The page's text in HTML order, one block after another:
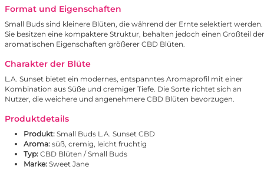
Format und Eigenschaften
Small Buds sind kleinere Blüten, die während der Ernte selektiert werden.
Sie besitzen eine kompaktere Struktur, behalten jedoch einen Großteil der
aromatischen Eigenschaften größerer CBD Blüten.
Charakter der Blüte
L.A. Sunset bietet ein modernes, entspanntes Aromaprofil mit einer
Kombination aus Süße und cremiger Tiefe. Die Sorte richtet sich an
Nutzer, die weichere und angenehmere CBD Blüten bevorzugen.
Produktdetails
Produkt: Small Buds L.A. Sunset CBD
Aroma: süß, cremig, leicht fruchtig
Typ: CBD Blüten / Small Buds
Marke: Sweet Jane